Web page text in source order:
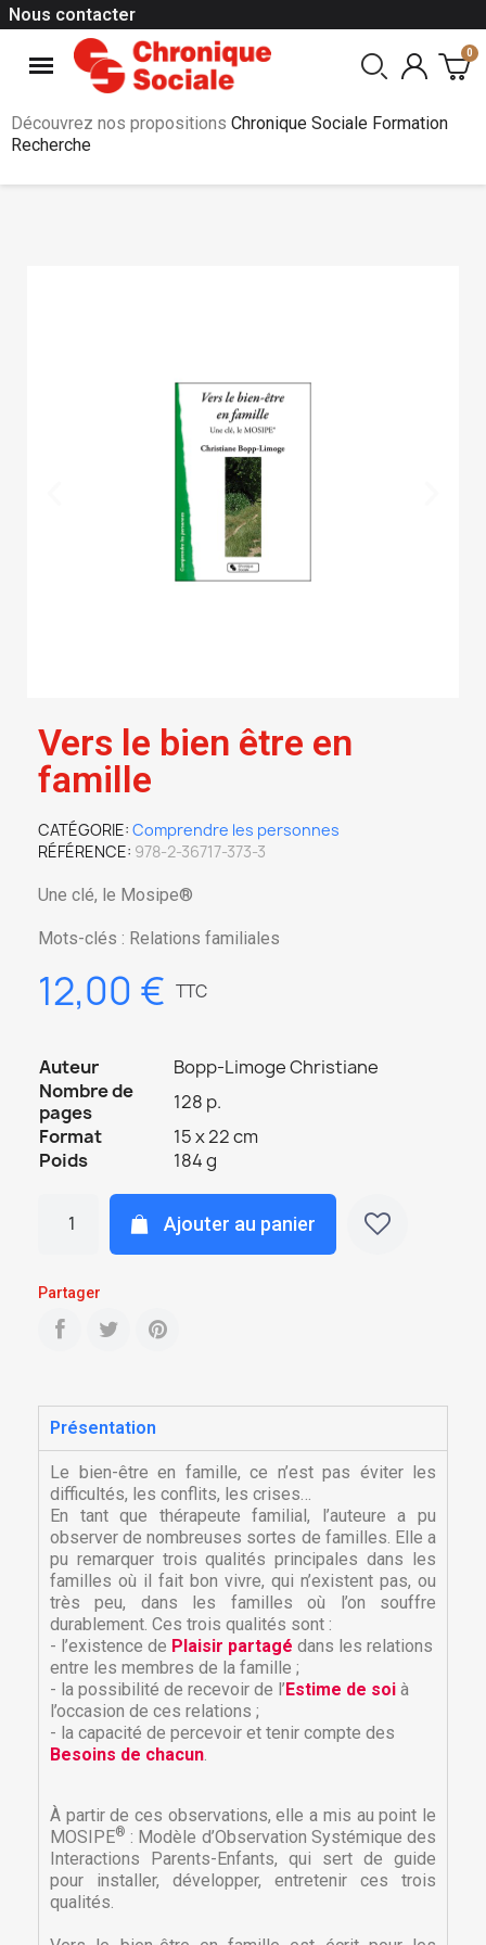
Nous contacter
Découvrez nos propositions Chronique Sociale Formation
Recherche
Vers le bien être en
famille
CATÉGORIE Comprendre les personnes
RÉFÉRENCE 978-2-36717-373-3
Une clé, le Mosipe®
Mots-clés : Relations familiales
12,00 € TTC
Auteur
Bopp-Limoge Christiane
Nombre de
pages
128 p.
Format
15 x 22 cm
Poids
184 g
Ajouter au panier
Partager
Présentation
Le bien-être en famille, ce n’est pas éviter les
difficultés, les conflits, les crises…
En tant que thérapeute familial, l’auteure a pu
observer de nombreuses sortes de familles. Elle a
pu remarquer trois qualités principales dans les
familles où il fait bon vivre, qui n’existent pas, ou
très peu, dans les familles où l’on souffre
durablement. Ces trois qualités sont :
- l’existence de Plaisir partagé dans les relations
entre les membres de la famille ;
- la possibilité de recevoir de l’Estime de soi à
l’occasion de ces relations ;
- la capacité de percevoir et tenir compte des
Besoins de chacun.
À partir de ces observations, elle a mis au point le
MOSIPE® : Modèle d’Observation Systémique des
Interactions Parents-Enfants, qui sert de guide
pour installer, développer, entretenir ces trois
qualités.